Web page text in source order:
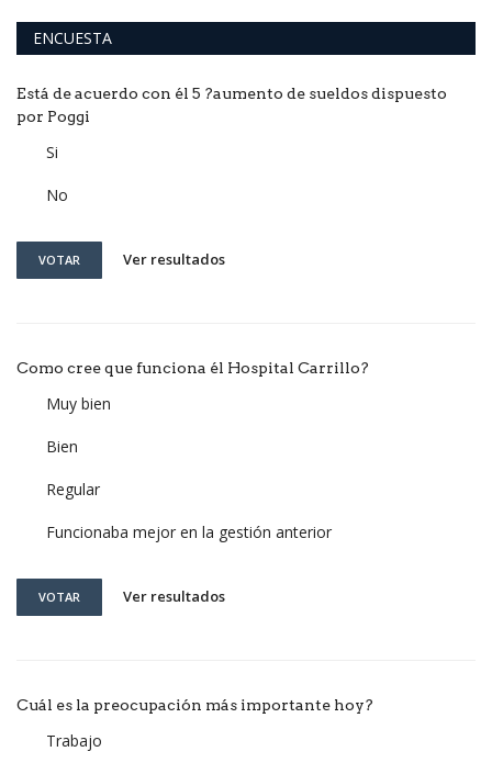
ENCUESTA
Está de acuerdo con él 5 ?aumento de sueldos dispuesto
por Poggi
Si
No
VOTAR Ver resultados
Como cree que funciona él Hospital Carrillo?
Muy bien
Bien
Regular
Funcionaba mejor en la gestión anterior
VOTAR Ver resultados
Cuál es la preocupación más importante hoy?
Trabajo